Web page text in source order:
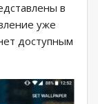
в
уже
доступным